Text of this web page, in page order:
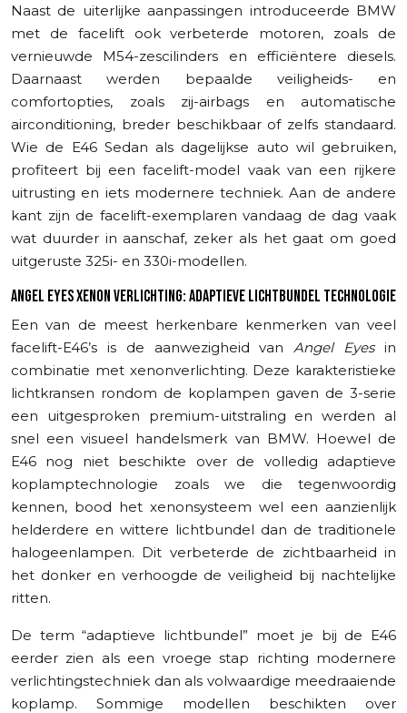
Naast de uiterlijke aanpassingen introduceerde BMW
met de facelift ook verbeterde motoren, zoals de
vernieuwde M54-zescilinders en efficiëntere diesels.
Daarnaast werden bepaalde veiligheids- en
comfortopties, zoals zij-airbags en automatische
airconditioning, breder beschikbaar of zelfs standaard.
Wie de E46 Sedan als dagelijkse auto wil gebruiken,
profiteert bij een facelift-model vaak van een rijkere
uitrusting en iets modernere techniek. Aan de andere
kant zijn de facelift-exemplaren vandaag de dag vaak
wat duurder in aanschaf, zeker als het gaat om goed
uitgeruste 325i- en 330i-modellen.
ANGEL EYES XENON VERLICHTING: ADAPTIEVE LICHTBUNDEL TECHNOLOGIE
Een van de meest herkenbare kenmerken van veel
facelift-E46’s is de aanwezigheid vanAngel Eyesin
combinatie met xenonverlichting. Deze karakteristieke
lichtkransen rondom de koplampen gaven de 3-serie
een uitgesproken premium-uitstraling en werden al
snel een visueel handelsmerk van BMW. Hoewel de
E46 nog niet beschikte over de volledig adaptieve
koplamptechnologie zoals we die tegenwoordig
kennen, bood het xenonsysteem wel een aanzienlijk
helderdere en wittere lichtbundel dan de traditionele
halogeenlampen. Dit verbeterde de zichtbaarheid in
het donker en verhoogde de veiligheid bij nachtelijke
ritten.
De term “adaptieve lichtbundel” moet je bij de E46
eerder zien als een vroege stap richting modernere
verlichtingstechniek dan als volwaardige meedraaiende
koplamp. Sommige modellen beschikten over